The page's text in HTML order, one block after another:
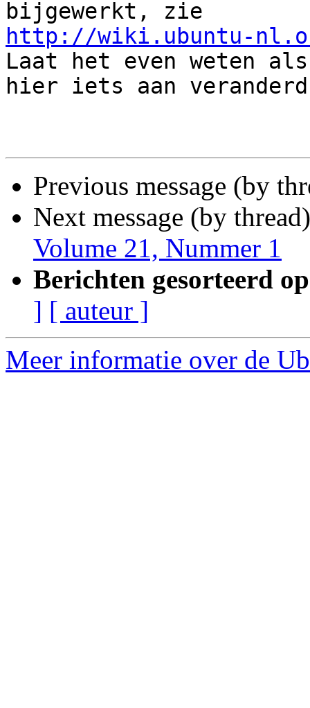
http://wiki.ubuntu-
Laat het even weten als
hier iets aan veranderd
Previous message (by
Next message (by
Volume 21, Nummer 1
Berichten gesorteerd
] [ auteur ]
Meer informatie over de